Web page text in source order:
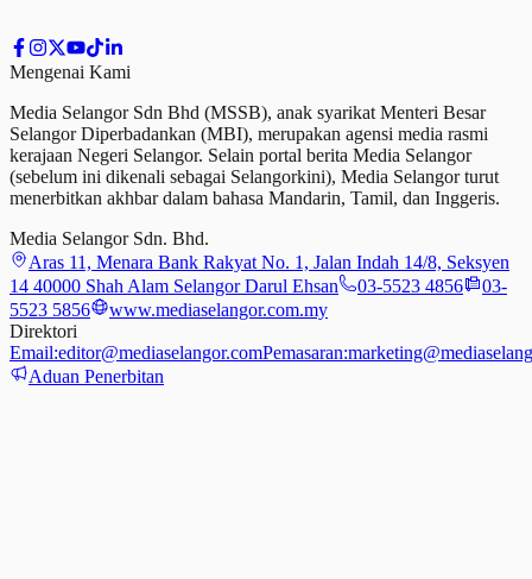
Mengenai Kami
Media Selangor Sdn Bhd (MSSB), anak syarikat Menteri Besar
Selangor Diperbadankan (MBI), merupakan agensi media rasmi
kerajaan Negeri Selangor. Selain portal berita Media Selangor
(sebelum ini dikenali sebagai Selangorkini), Media Selangor turut
menerbitkan akhbar dalam bahasa Mandarin, Tamil, dan Inggeris.
Media Selangor Sdn. Bhd.
Aras 11, Menara Bank Rakyat No. 1, Jalan Indah 14/8, Seksyen
14 40000 Shah Alam Selangor Darul Ehsan
03-5523 4856
03-
5523 5856
www.mediaselangor.com.my
Direktori
Email:editor@mediaselangor.comPemasaran:
Aduan Penerbitan